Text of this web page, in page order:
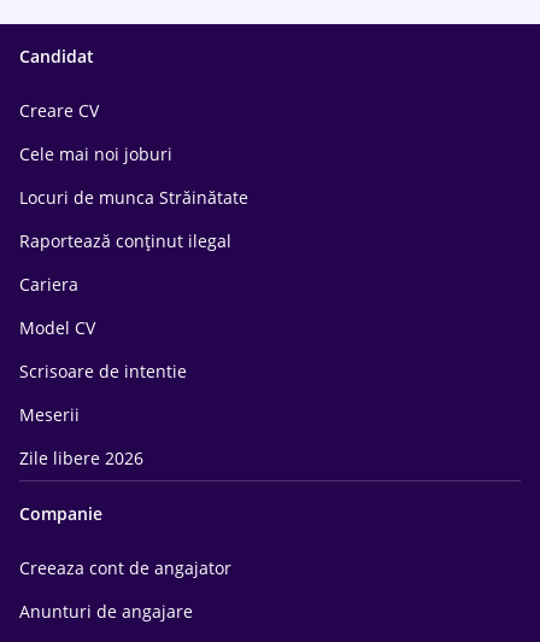
Candidat
Creare CV
Cele mai noi joburi
Locuri de munca Străinătate
Raportează conținut ilegal
Cariera
Model CV
Scrisoare de intentie
Meserii
Zile libere 2026
Companie
Creeaza cont de angajator
Anunturi de angajare